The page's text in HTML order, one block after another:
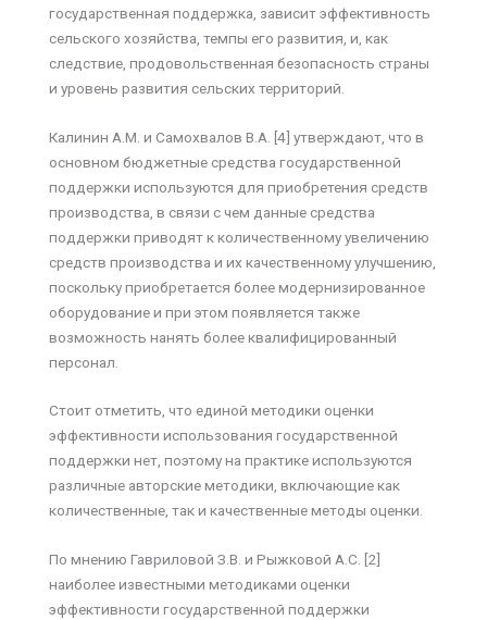
государственная поддержка, зависит эффективность
сельского хозяйства, темпы его развития, и, как
следствие, продовольственная безопасность страны
и уровень развития сельских территорий.
Калинин А.М. и Самохвалов В.А. [4] утверждают, что в
основном бюджетные средства государственной
поддержки используются для приобретения средств
производства, в связи с чем данные средства
поддержки приводят к количественному увеличению
средств производства и их качественному улучшению,
поскольку приобретается более модернизированное
оборудование и при этом появляется также
возможность нанять более квалифицированный
персонал.
Стоит отметить, что единой методики оценки
эффективности использования государственной
поддержки нет, поэтому на практике используются
различные авторские методики, включающие как
количественные, так и качественные методы оценки.
По мнению Гавриловой З.В. и Рыжковой А.С. [2]
наиболее известными методиками оценки
эффективности государственной поддержки